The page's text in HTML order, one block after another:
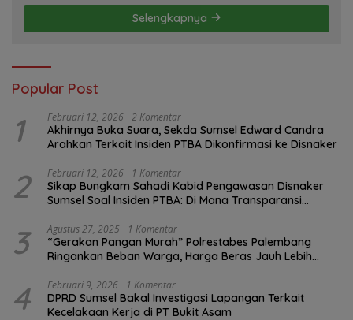
Selengkapnya
Popular Post
1 Februari 12, 2026 2 Komentar
Akhirnya Buka Suara, Sekda Sumsel Edward Candra
Arahkan Terkait Insiden PTBA Dikonfirmasi ke Disnaker
2 Februari 12, 2026 1 Komentar
Sikap Bungkam Sahadi Kabid Pengawasan Disnaker
Sumsel Soal Insiden PTBA: Di Mana Transparansi
3 Agustus 27, 2025 1 Komentar
“Gerakan Pangan Murah” Polrestabes Palembang
Ringankan Beban Warga, Harga Beras Jauh Lebih
4 Februari 9, 2026 1 Komentar
DPRD Sumsel Bakal Investigasi Lapangan Terkait
Kecelakaan Kerja di PT Bukit Asam